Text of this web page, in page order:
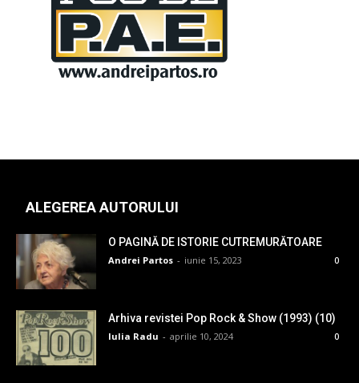
ALEGEREA AUTORULUI
O PAGINĂ DE ISTORIE CUTREMURĂTOARE
Andrei Partos - iunie 15, 2023 0
Arhiva revistei Pop Rock & Show (1993) (10)
Iulia Radu - aprilie 10, 2024 0